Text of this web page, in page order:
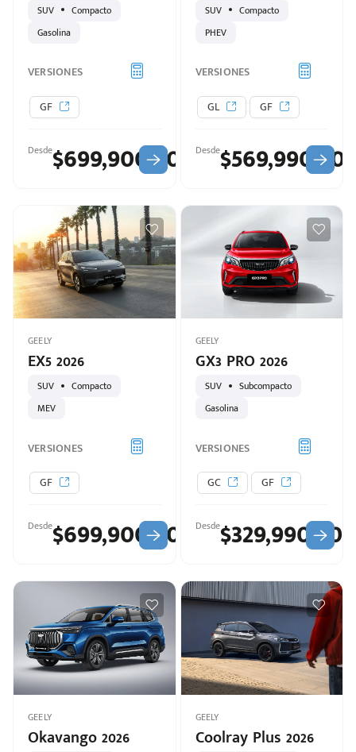
Escríbenos
+528121278366
Código
Ingresar
SUV
Compacto
Gasolina
VERSIONES
GF
$699,900.00
Desde
SUV
Compacto
PHEV
VERSIONES
GL
GF
$569,990.00
Desde
EX5 2026
GEELY
SUV
Compacto
MEV
VERSIONES
GF
$699,900.00
Desde
GX3 PRO 2026
GEELY
SUV
Subcompacto
Gasolina
VERSIONES
GC
GF
$329,990.00
Desde
Okavango 2026
GEELY
Coolray Plus 2026
GEELY